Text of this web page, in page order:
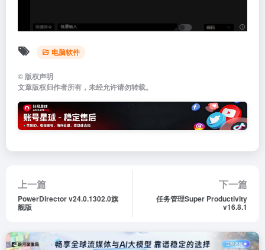
电脑软件
©版权声明
文章版权归作者所有，未经允许请勿转载。
上一篇
PowerDirector v24.0.1302.0旗
舰版
下一篇
任务管理Super Productivity
v16.8.1